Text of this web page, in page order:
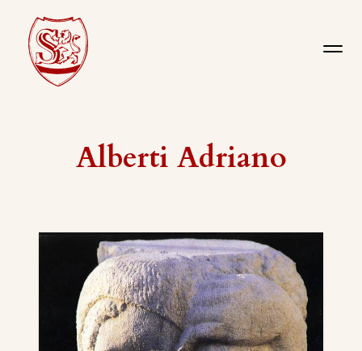
Alberti Adriano